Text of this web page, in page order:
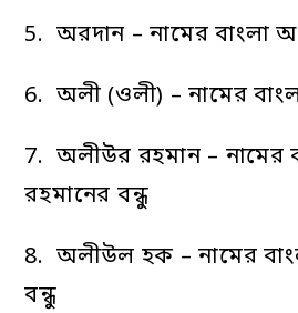
5. অরদান – নামের বাংলা
6. অলী (ওলী) – নামের
7. অলীউর রহমান – নামের
রহমানের বন্ধু
8. অলীউল হক – নামের
বন্ধু